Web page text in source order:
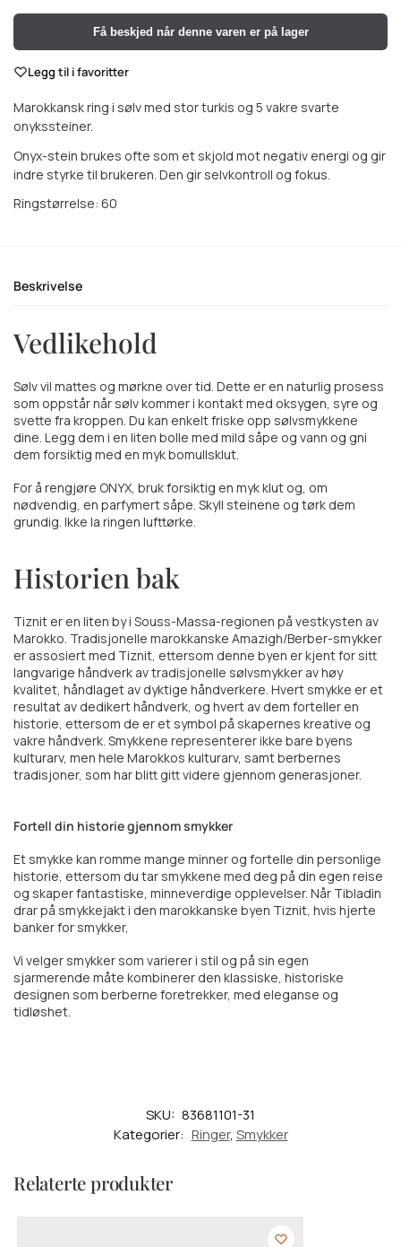
Få beskjed når denne varen er på lager
Legg til i favoritter
Marokkansk ring i sølv med stor turkis og 5 vakre svarte
onykssteiner.
Onyx-stein brukes ofte som et skjold mot negativ energi og gir
indre styrke til brukeren. Den gir selvkontroll og fokus.
Ringstørrelse: 60
Beskrivelse
Vedlikehold
Sølv vil mattes og mørkne over tid. Dette er en naturlig prosess
som oppstår når sølv kommer i kontakt med oksygen, syre og
svette fra kroppen. Du kan enkelt friske opp sølvsmykkene
dine. Legg dem i en liten bolle med mild såpe og vann og gni
dem forsiktig med en myk bomullsklut.
For å rengjøre ONYX, bruk forsiktig en myk klut og, om
nødvendig, en parfymert såpe. Skyll steinene og tørk dem
grundig. Ikke la ringen lufttørke.
Historien bak
Tiznit er en liten by i Souss-Massa-regionen på vestkysten av
Marokko. Tradisjonelle marokkanske Amazigh/Berber-smykker
er assosiert med Tiznit, ettersom denne byen er kjent for sitt
langvarige håndverk av tradisjonelle sølvsmykker av høy
kvalitet, håndlaget av dyktige håndverkere. Hvert smykke er et
resultat av dedikert håndverk, og hvert av dem forteller en
historie, ettersom de er et symbol på skapernes kreative og
vakre håndverk. Smykkene representerer ikke bare byens
kulturarv, men hele Marokkos kulturarv, samt berbernes
tradisjoner, som har blitt gitt videre gjennom generasjoner.
Fortell din historie gjennom smykker
Et smykke kan romme mange minner og fortelle din personlige
historie, ettersom du tar smykkene med deg på din egen reise
og skaper fantastiske, minneverdige opplevelser. Når Tibladin
drar på smykkejakt i den marokkanske byen Tiznit, hvis hjerte
banker for smykker,
Vi velger smykker som varierer i stil og på sin egen
sjarmerende måte kombinerer den klassiske, historiske
designen som berberne foretrekker, med eleganse og
tidløshet.
SKU: 83681101-31
Kategorier: Ringer, Smykker
Relaterte produkter